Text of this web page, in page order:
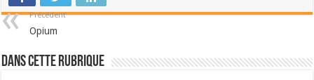
Précédent
Opium
Dans cette Rubrique